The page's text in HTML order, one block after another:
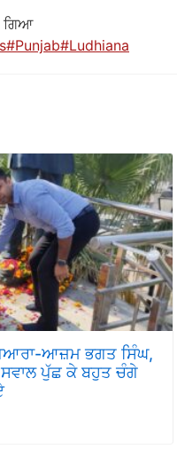
ਗਿਆ
ਆਜ਼ਮ ਭਗਤ ਸਿੰਘ,
ਸਵਾਲ ਪੁੱਛ ਕੇ ਬਹੁਤ ਚੰਗੇ